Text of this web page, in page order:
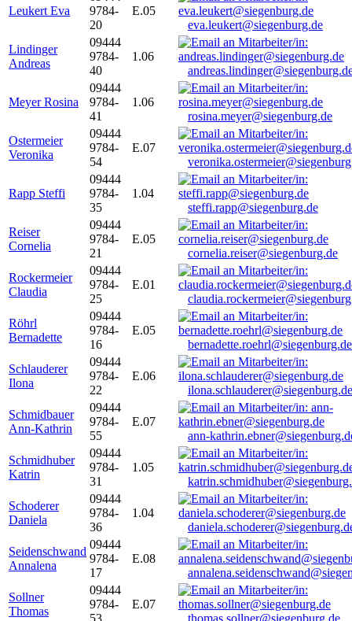
Leukert Eva
9784-
20
E.05
eva.leukert@siegenburg.de
Lindinger
Andreas
09444
9784-
40
1.06
Meyer Rosina
09444
9784-
41
1.06
rosina.meyer@siegenburg.de
Ostermeier
Veronika
09444
9784-
54
E.07
Rapp Steffi
09444
9784-
35
1.04
steffi.rapp@siegenburg.de
Reiser
Cornelia
09444
9784-
21
E.05
cornelia.reiser@siegenburg.de
Rockermeier
Claudia
09444
9784-
25
E.01
Röhrl
Bernadette
09444
9784-
16
E.05
bernadette.roehrl@siegenburg.de
Schlauderer
Ilona
09444
9784-
22
E.06
ilona.schlauderer@siegenburg.de
Schmidbauer
Ann-Kathrin
09444
9784-
55
E.07
ann-
Schmidhuber
Katrin
09444
9784-
31
1.05
Schoderer
Daniela
09444
9784-
36
1.04
Seidenschwand
Annalena
09444
9784-
17
E.08
Sollner
Thomas
09444
9784-
E.07